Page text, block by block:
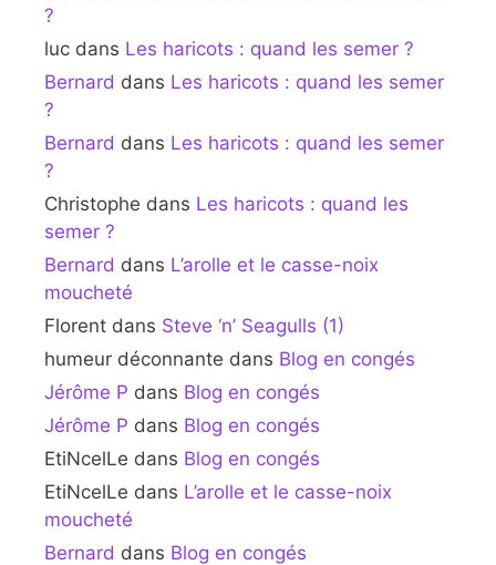
?
luc dans Les haricots : quand les semer ?
Bernard dans Les haricots : quand les semer
?
Bernard dans Les haricots : quand les semer
?
Christophe dans Les haricots : quand les
semer ?
Bernard dans L’arolle et le casse-noix
moucheté
Florent dans Steve ‘n’ Seagulls (1)
humeur déconnante dans Blog en congés
Jérôme P dans Blog en congés
Jérôme P dans Blog en congés
EtiNcelLe dans Blog en congés
EtiNcelLe dans L’arolle et le casse-noix
moucheté
Bernard dans Blog en congés